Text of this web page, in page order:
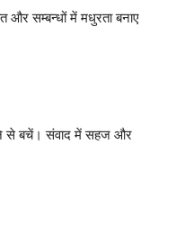
और सम्बन्धों में मधुरता बनाए
से बचें। संवाद में सहज और